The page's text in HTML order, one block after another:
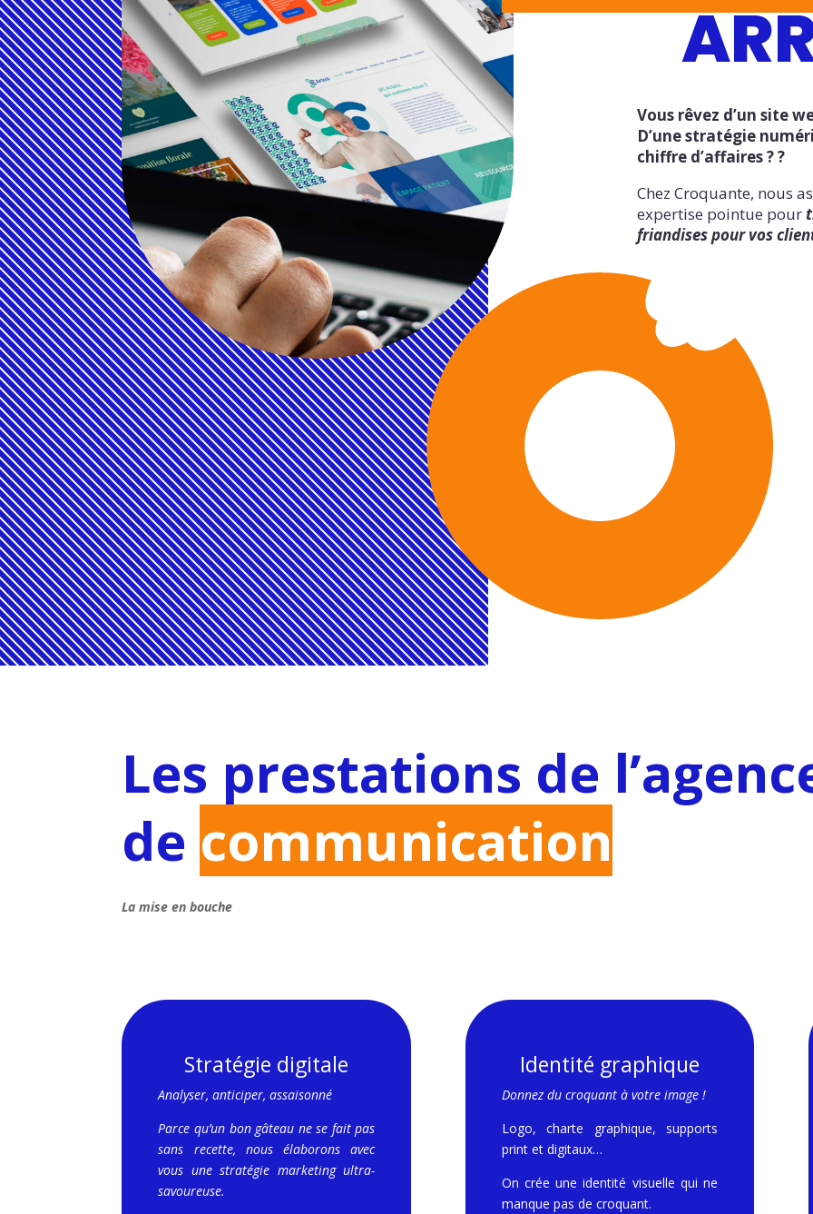
Vous rêvez d’un site
D’une stratégie
chiffre d’affaires ? ?
Chez Croquante, nous
expertise pointue pour
friandises pour vos
Les prestations de
de communication
La mise en bouche
Stratégie digitale
Analyser, anticiper, assaisonné
Parce qu’un bon gâteau ne se fait pas
sans recette, nous élaborons avec
vous une stratégie marketing ultra-
savoureuse.
Identité graphique
Donnez du croquant à votre image !
Logo, charte graphique, supports
print et digitaux…
On crée une identité visuelle qui ne
manque pas de croquant.